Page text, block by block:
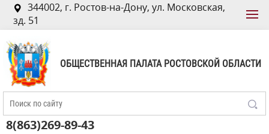
344002, г. Ростов-на-Дону, ул. Московская,
зд. 51
ОБЩЕСТВЕННАЯ ПАЛАТА РОСТОВСКОЙ ОБЛАСТИ
8(863)269-89-43